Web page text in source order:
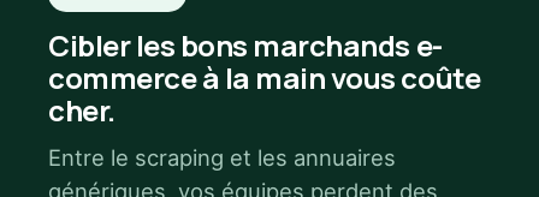
Cibler les bons marchands e-
commerce à la main vous coûte
cher.
Entre le scraping et les annuaires
génériques, vos équipes perdent des